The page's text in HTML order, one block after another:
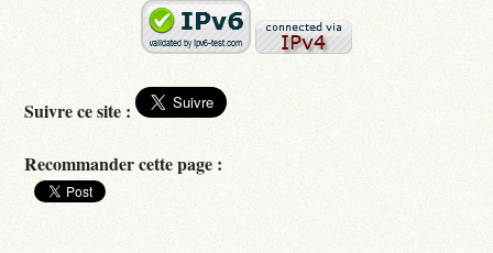
Suivre ce site :
Recommander cette page :